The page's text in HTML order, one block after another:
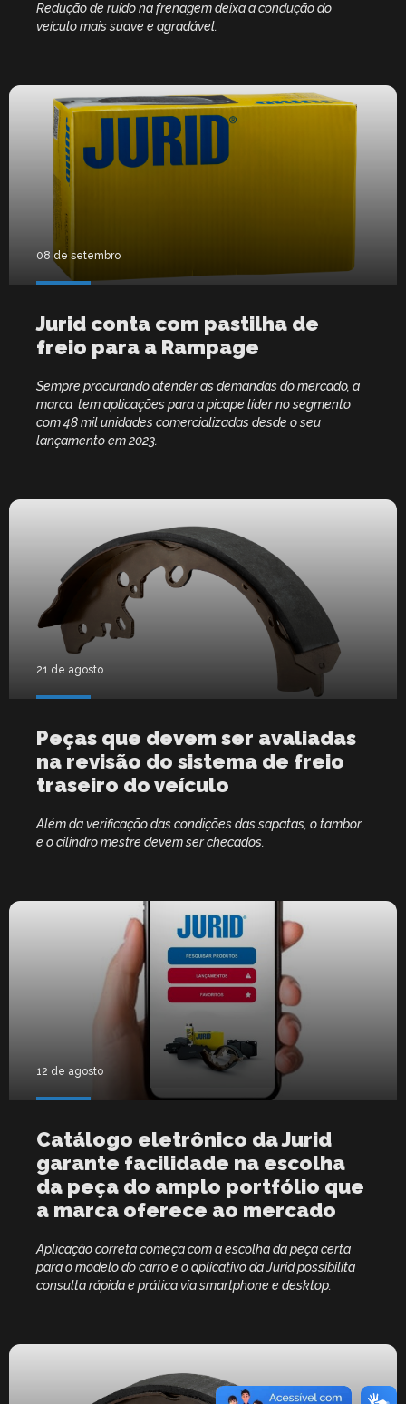
Redução de ruído na frenagem deixa a condução do
veículo mais suave e agradável.
08 de setembro
Jurid conta com pastilha de
freio para a Rampage
Sempre procurando atender as demandas do mercado, a
marca tem aplicações para a picape líder no segmento
com 48 mil unidades comercializadas desde o seu
lançamento em 2023.
21 de agosto
Peças que devem ser avaliadas
na revisão do sistema de freio
traseiro do veículo
Além da verificação das condições das sapatas, o tambor
e o cilindro mestre devem ser checados.
12 de agosto
Catálogo eletrônico da Jurid
garante facilidade na escolha
da peça do amplo portfólio que
a marca oferece ao mercado
Aplicação correta começa com a escolha da peça certa
para o modelo do carro e o aplicativo da Jurid possibilita
consulta rápida e prática via smartphone e desktop.